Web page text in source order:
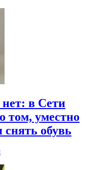
нет: в Сети
том, уместно
снять обувь